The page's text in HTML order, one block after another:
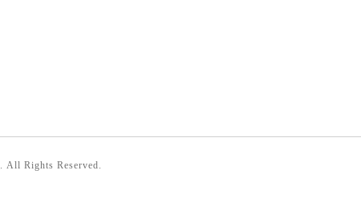
. All Rights Reserved.